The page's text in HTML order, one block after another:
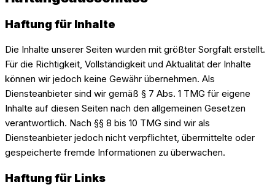
Haftung für Inhalte
Die Inhalte unserer Seiten wurden mit größter Sorgfalt erstellt.
Für die Richtigkeit, Vollständigkeit und Aktualität der Inhalte
können wir jedoch keine Gewähr übernehmen. Als
Diensteanbieter sind wir gemäß § 7 Abs. 1 TMG für eigene
Inhalte auf diesen Seiten nach den allgemeinen Gesetzen
verantwortlich. Nach §§ 8 bis 10 TMG sind wir als
Diensteanbieter jedoch nicht verpflichtet, übermittelte oder
gespeicherte fremde Informationen zu überwachen.
Haftung für Links